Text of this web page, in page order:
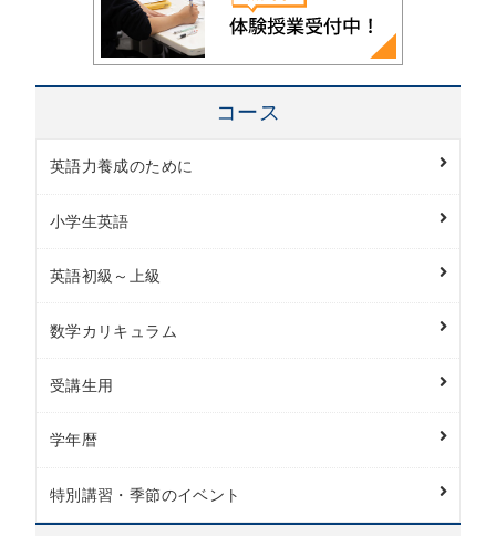
コース
英語力養成のために
小学生英語
英語初級～上級
数学カリキュラム
受講生用
学年暦
特別講習・季節のイベント